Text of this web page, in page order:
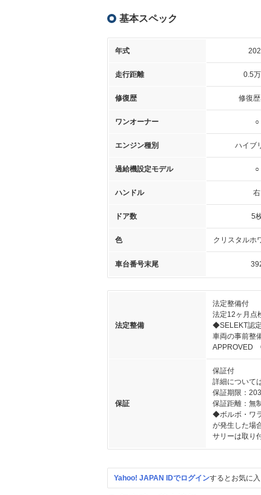
基本スペック
年式
走行距離 0.5
修復歴 修復
ワンオーナー ○
エンジン種別 ハイブ
過給機設定モデル ○
ハンドル 右
ドア数 5
色 クリスタルホ
車台番号末尾
法定整備
法定整備付
法定12ヶ月点
◆SELEKT認
車両の事前整
APPROVED
保証
保証付
詳細について
保証期限：
保証距離：無
◆ボルボ・ワ
が発生した場
サリーは取り
Yahoo! JAPAN IDでログインするとお気に